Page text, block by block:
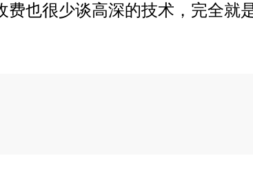
也很少谈高深的技术，完全就